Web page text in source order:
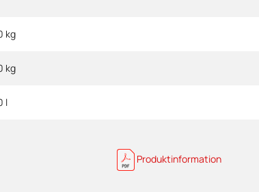
kg
kg
l
Produktinformation